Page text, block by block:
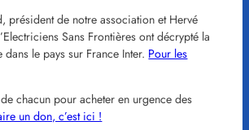
président de notre association et Hervé
Sans Frontières ont décrypté la
le pays sur France Inter. Pour les
chacun pour acheter en urgence des
un don, c’est ici !